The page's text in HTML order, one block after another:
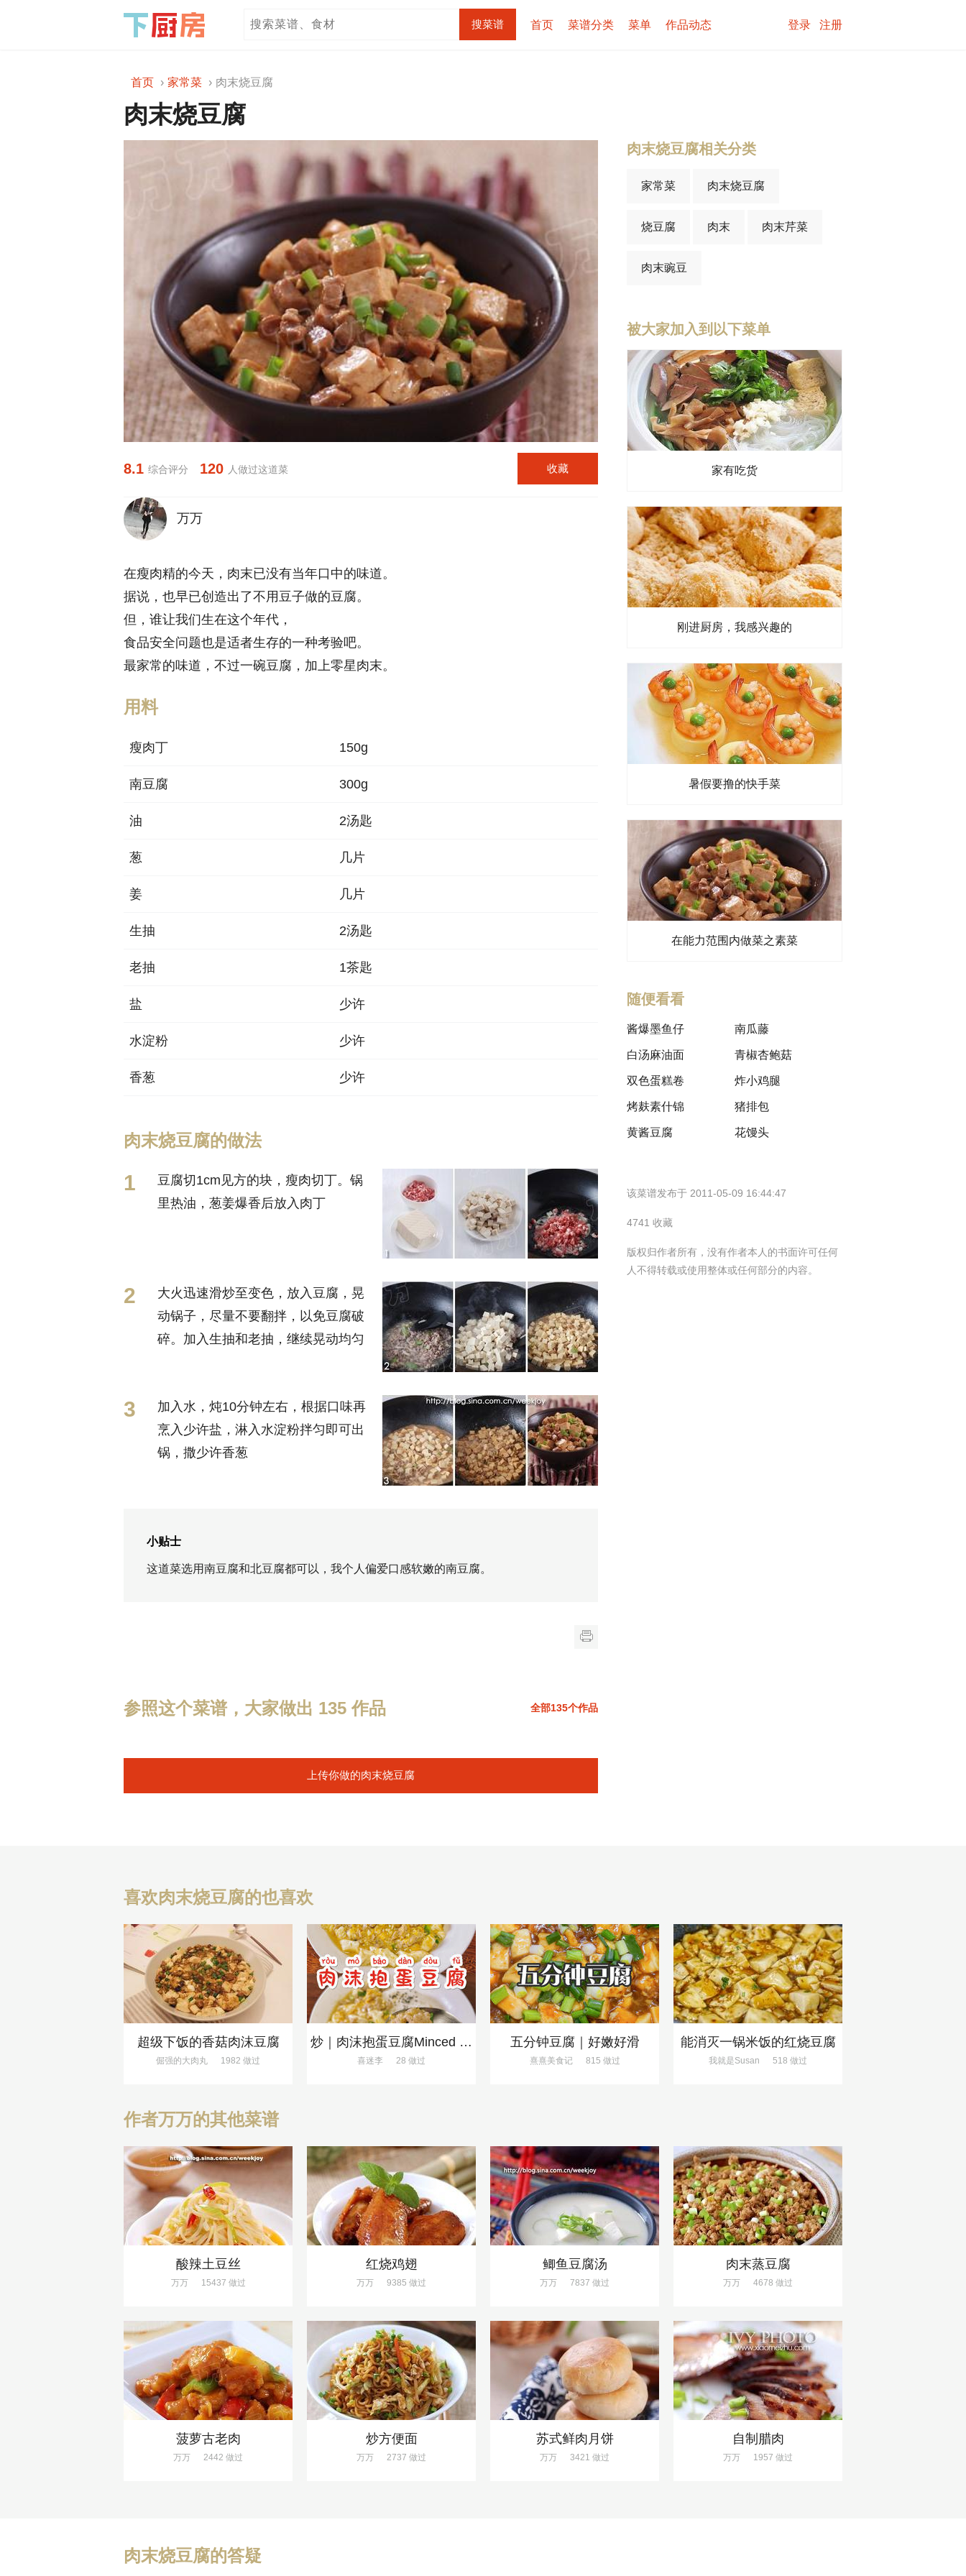
首页 菜谱分类 菜单 作品动态 登录 注册
首页 家常菜 肉末烧豆腐
肉末烧豆腐
8.1 综合评分 120 人做过这道菜 收藏
万万
在瘦肉精的今天，肉末已没有当年口中的味道。
据说，也早已创造出了不用豆子做的豆腐。
但，谁让我们生在这个年代，
食品安全问题也是适者生存的一种考验吧。
最家常的味道，不过一碗豆腐，加上零星肉末。
用料
瘦肉丁 150g
南豆腐 300g
油 2汤匙
葱 几片
姜 几片
生抽 2汤匙
老抽 1茶匙
盐 少许
水淀粉 少许
香葱 少许
肉末烧豆腐的做法
豆腐切1cm见方的块，瘦肉切丁。锅
里热油，葱姜爆香后放入肉丁
大火迅速滑炒至变色，放入豆腐，晃
动锅子，尽量不要翻拌，以免豆腐破
碎。加入生抽和老抽，继续晃动均匀
加入水，炖10分钟左右，根据口味再
烹入少许盐，淋入水淀粉拌匀即可出
锅，撒少许香葱
小贴士
这道菜选用南豆腐和北豆腐都可以，我个人偏爱口感软嫩的南豆腐。
参照这个菜谱，大家做出 135 作品 全部135个作品
上传你做的肉末烧豆腐
肉末烧豆腐相关分类
家常菜 肉末烧豆腐
烧豆腐 肉末 肉末芹菜
肉末豌豆
被大家加入到以下菜单
家有吃货
刚进厨房，我感兴趣的
暑假要撸的快手菜
在能力范围内做菜之素菜
随便看看
酱爆墨鱼仔
白汤麻油面
双色蛋糕卷
烤麸素什锦
黄酱豆腐
南瓜藤
青椒杏鲍菇
炸小鸡腿
猪排包
花馒头
该菜谱发布于 2011-05-09 16:44:47
4741 收藏
版权归作者所有，没有作者本人的书面许可任何
人不得转载或使用整体或任何部分的内容。
喜欢肉末烧豆腐的也喜欢
超级下饭的香菇肉沫豆腐
倔强的大肉丸 1982 做过
炒｜肉沫抱蛋豆腐Minced Meat Stuffed Tofu with Egg
喜迷李 28 做过
五分钟豆腐｜好嫩好滑
熹熹美食记 815 做过
能消灭一锅米饭的红烧豆腐
我就是Susan 518 做过
作者万万的其他菜谱
酸辣土豆丝
万万15437 做过
红烧鸡翅
万万 9385 做过
鲫鱼豆腐汤
万万 7837 做过
肉末蒸豆腐
万万 4678 做过
菠萝古老肉
万万 2442 做过
炒方便面
万万 2737 做过
苏式鲜肉月饼
万万 3421 做过
自制腊肉
万万 1957 做过
肉末烧豆腐的答疑